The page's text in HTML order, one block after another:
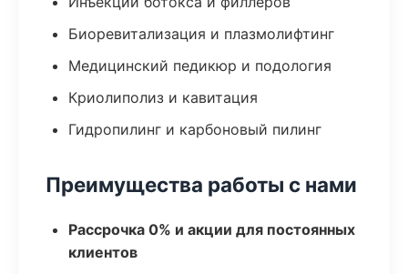
Биоревитализация и плазмолифтинг
Медицинский педикюр и подология
Криолиполиз и кавитация
Гидропилинг и карбоновый пилинг
Преимущества работы с нами
Рассрочка 0% и акции для постоянных
клиентов